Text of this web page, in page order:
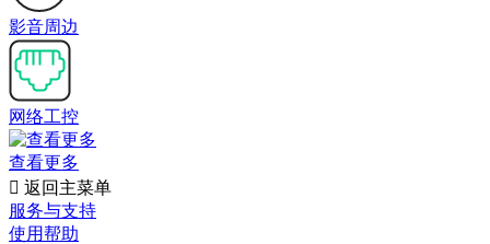
影音周边
网络工控
查看更多
 返回主菜单
服务与支持
使用帮助